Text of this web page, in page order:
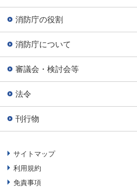
消防庁の役割
消防庁について
審議会・検討会等
法令
刊行物
サイトマップ
利用規約
免責事項